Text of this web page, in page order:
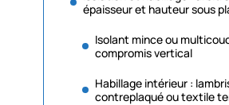
épaisseur et hauteur sous
Isolant mince ou
compromis vertical
Habillage intérieur :
contreplaqué ou textile